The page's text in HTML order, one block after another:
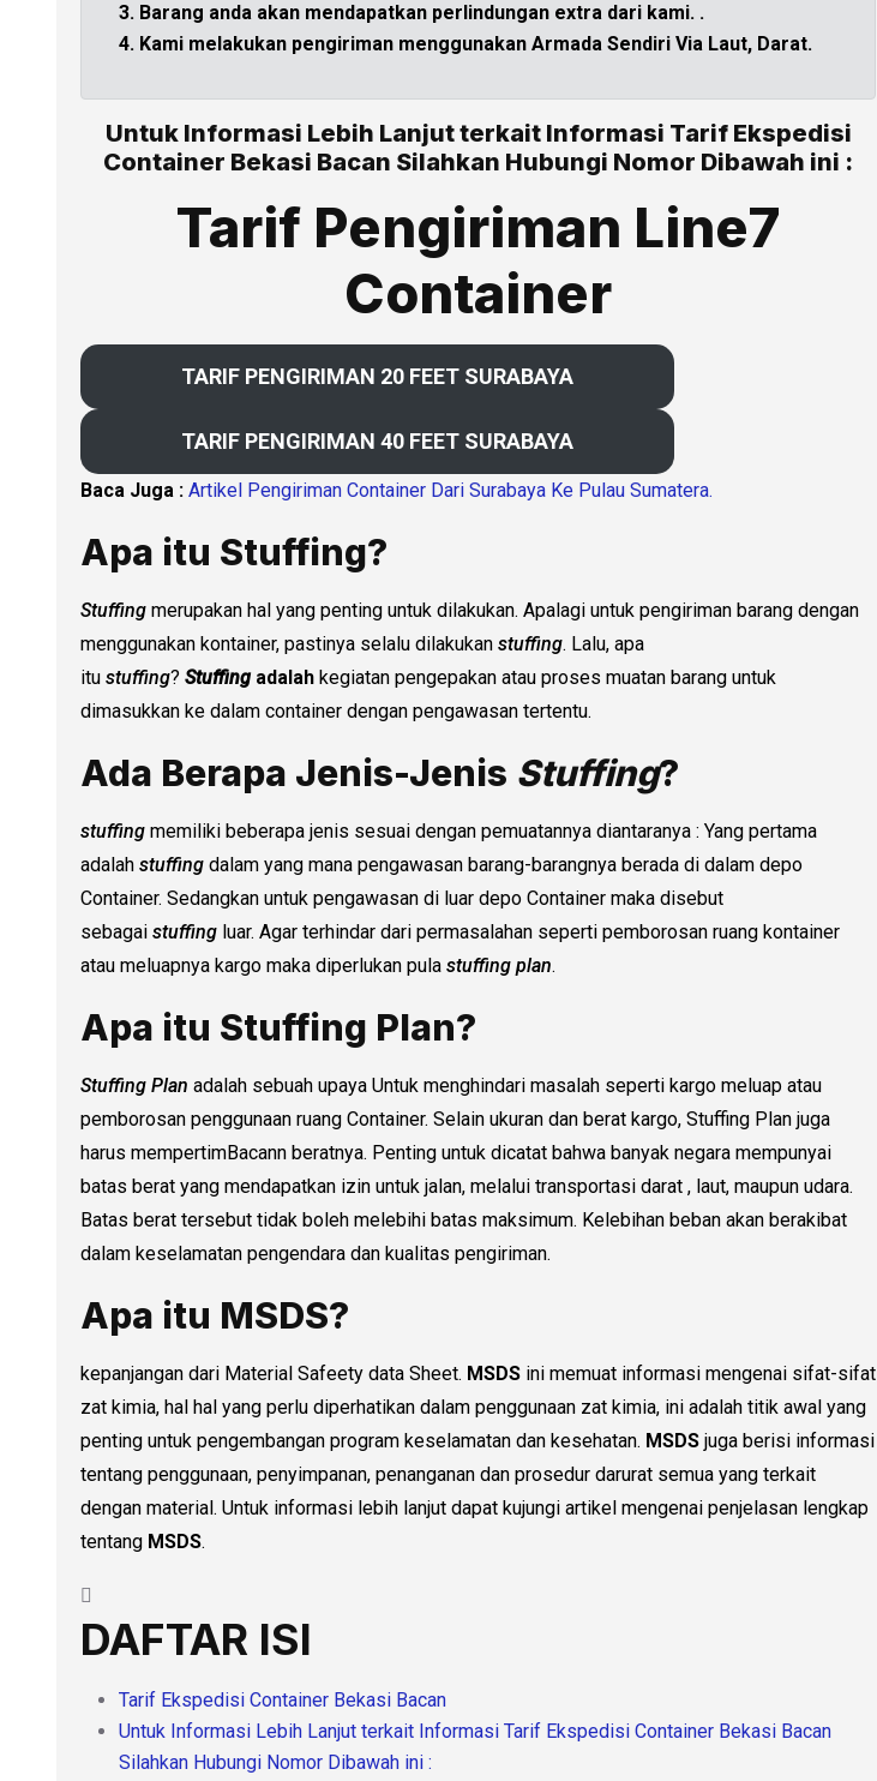
Barang anda akan mendapatkan perlindungan extra dari kami. .
Kami melakukan pengiriman menggunakan Armada Sendiri Via Laut, Darat.
Untuk Informasi Lebih Lanjut terkait Informasi Tarif Ekspedisi
Container Bekasi Bacan Silahkan Hubungi Nomor Dibawah ini :
Tarif Pengiriman Line7
Container
TARIF PENGIRIMAN 20 FEET SURABAYA
TARIF PENGIRIMAN 40 FEET SURABAYA
Baca Juga : Artikel Pengiriman Container Dari Surabaya Ke Pulau Sumatera.
Apa itu Stuffing?
Stuffing merupakan hal yang penting untuk dilakukan. Apalagi untuk pengiriman barang dengan
menggunakan kontainer, pastinya selalu dilakukan stuffing. Lalu, apa
itu stuffing? Stuffingadalah kegiatan pengepakan atau proses muatan barang untuk
dimasukkan ke dalam container dengan pengawasan tertentu.
Ada Berapa Jenis-Jenis Stuffing?
stuffing memiliki beberapa jenis sesuai dengan pemuatannya diantaranya : Yang pertama
adalah stuffing dalam yang mana pengawasan barang-barangnya berada di dalam depo
Container. Sedangkan untuk pengawasan di luar depo Container maka disebut
sebagai stuffing luar. Agar terhindar dari permasalahan seperti pemborosan ruang kontainer
atau meluapnya kargo maka diperlukan pula stuffing plan.
Apa itu Stuffing Plan?
Stuffing Plan adalah sebuah upaya Untuk menghindari masalah seperti kargo meluap atau
pemborosan penggunaan ruang Container. Selain ukuran dan berat kargo, Stuffing Plan juga
harus mempertimBacann beratnya. Penting untuk dicatat bahwa banyak negara mempunyai
batas berat yang mendapatkan izin untuk jalan, melalui transportasi darat , laut, maupun udara.
Batas berat tersebut tidak boleh melebihi batas maksimum. Kelebihan beban akan berakibat
dalam keselamatan pengendara dan kualitas pengiriman.
Apa itu MSDS?
kepanjangan dari Material Safeety data Sheet. MSDS ini memuat informasi mengenai sifat-sifat
zat kimia, hal hal yang perlu diperhatikan dalam penggunaan zat kimia, ini adalah titik awal yang
penting untuk pengembangan program keselamatan dan kesehatan. MSDS juga berisi informasi
tentang penggunaan, penyimpanan, penanganan dan prosedur darurat semua yang terkait
dengan material. Untuk informasi lebih lanjut dapat kujungi artikel mengenai penjelasan lengkap
tentang MSDS.
DAFTAR ISI
Tarif Ekspedisi Container Bekasi Bacan
Untuk Informasi Lebih Lanjut terkait Informasi Tarif Ekspedisi Container Bekasi Bacan
Silahkan Hubungi Nomor Dibawah ini :